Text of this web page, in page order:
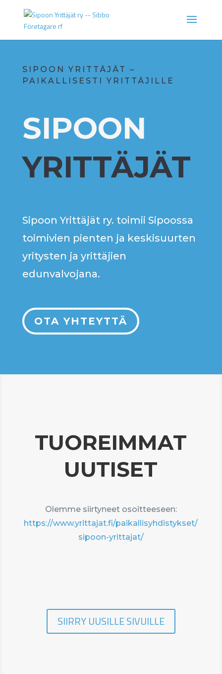
SIPOON YRITTÄJÄT –
PAIKALLISESTI YRITTÄJILLE
SIPOON
YRITTÄJÄT
Sipoon Yrittäjät ry. toimii Sipoossa
toimivien pienten ja keskisuurten
yritysten ja yrittäjien
edunvalvojana.
OTA YHTEYTTÄ
TUOREIMMAT
UUTISET
Olemme siirtyneet osoitteeseen:
https://www.yrittajat.fi/paikallisyhdistykset/
sipoon-yrittajat/
SIIRRY UUSILLE SIVUILLE